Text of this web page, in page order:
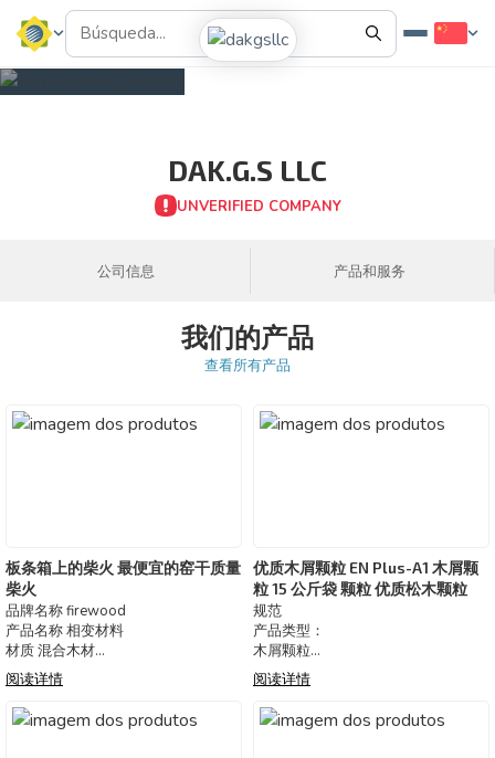
DAK.G.S LLC
UNVERIFIED COMPANY
公司信息 产品和服务
我们的产品
查看所有产品
板条箱上的柴火 最便宜的窑干质量
柴火
品牌名称 firewood
产品名称 相变材料
材质 混合木材
原料 橡木 白蜡树 松树 桦木
薪材 100% 干薪材
阅读详情
优质木屑颗粒 EN Plus-A1 木屑颗
粒 15 公斤袋 颗粒 优质松木颗粒
规范
产品类型：
木屑颗粒
供应能力：
5000吨/月
加热值：
4700 公斤卡/公斤
阅读详情